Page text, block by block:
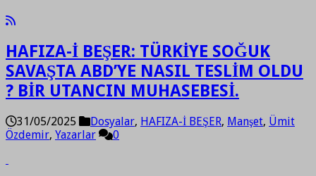
HAFIZA-İ BEŞER: TÜRKİYE SOĞUK
SAVAŞTA ABD’YE NASIL TESLİM OLDU
? BİR UTANCIN MUHASEBESİ.
31/05/2025 Dosyalar, HAFIZA-İ BEŞER, Manşet, Ümit
Özdemir, Yazarlar 0